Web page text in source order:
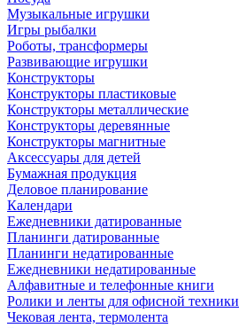
Музыкальные игрушки
Игры рыбалки
Роботы, трансформеры
Развивающие игрушки
Конструкторы
Конструкторы пластиковые
Конструкторы металлические
Конструкторы деревянные
Конструкторы магнитные
Аксессуары для детей
Бумажная продукция
Деловое планирование
Календари
Ежедневники датированные
Планинги датированные
Планинги недатированные
Ежедневники недатированные
Алфавитные и телефонные книги
Ролики и ленты для офисной техники
Чековая лента, термолента